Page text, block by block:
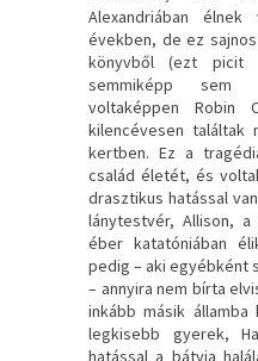
Alexandriában
években, de ez
könyvből (ezt picit
semmiképp sem
voltaképpen
kilencévesen találtak
kertben. Ez a
család életét, és
drasztikus hatással
lánytestvér, Allison,
éber katatóniában
pedig – aki egyébként
– annyira nem bírta
inkább másik
legkisebb gyerek,
hatással a bátyja